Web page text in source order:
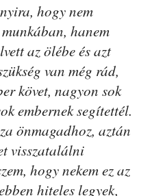
hogy nem
hanem
az ölébe és azt
van még rád,
követ, nagyon sok
embernek segítettél.
önmagadhoz, aztán
visszatalálni
hogy nekem ez az
hiteles legyek,